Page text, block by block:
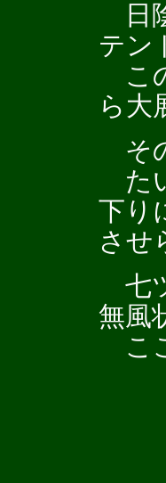
日
テン
こ
ら大
そ
た
下り
させ
七
無風
こ